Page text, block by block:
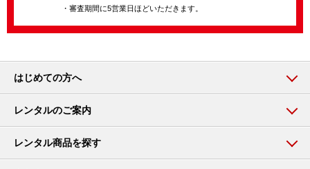
・審査期間に5営業日ほどいただきます。
はじめての方へ
レンタルのご案内
レンタル商品を探す